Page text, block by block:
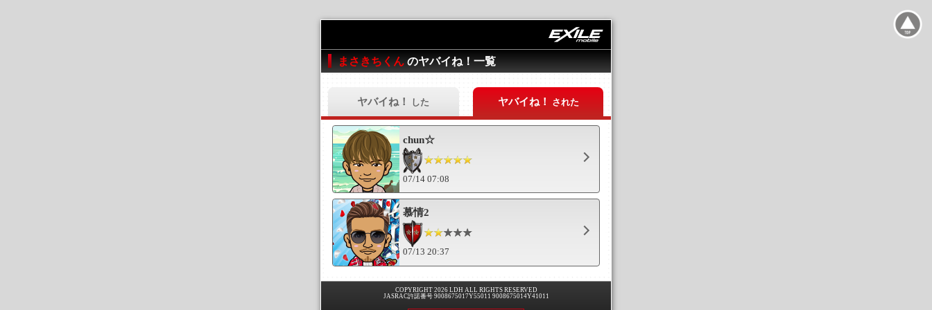
まさきちくん のヤバイね！一覧
ヤバイね！ した ヤバイね！ された
chun☆
07/14 07:08
慕情2
07/13 20:37
COPYRIGHT 2026 LDH ALL RIGHTS RESERVED
JASRAC許諾番号 9008675017Y55011 9008675014Y41011